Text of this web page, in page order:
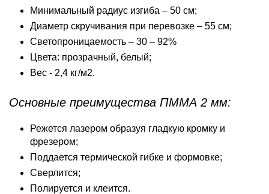
Минимальный радиус изгиба – 50 см;
Диаметр скручивания при перевозке – 55 см;
Светопроницаемость – 30 – 92%
Цвета: прозрачный, белый;
Вес - 2,4 кг/м2.
Основные преимущества ПММА 2 мм:
Режется лазером образуя гладкую кромку и
фрезером;
Поддается термической гибке и формовке;
Сверлится;
Полируется и клеится.